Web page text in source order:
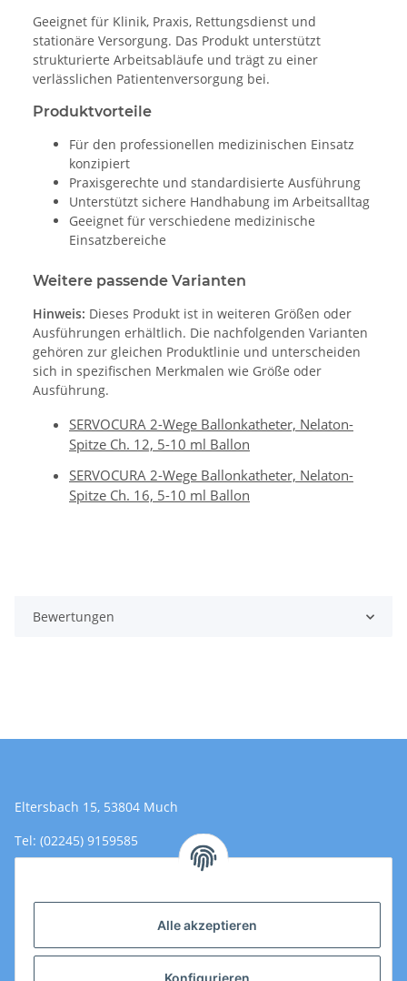
Alle akzeptieren
Geeignet für Klinik, Praxis, Rettungsdienst und
stationäre Versorgung. Das Produkt unterstützt
strukturierte Arbeitsabläufe und trägt zu einer
verlässlichen Patientenversorgung bei.
Produktvorteile
Für den professionellen medizinischen Einsatz
konzipiert
Praxisgerechte und standardisierte Ausführung
Unterstützt sichere Handhabung im Arbeitsalltag
Geeignet für verschiedene medizinische
Einsatzbereiche
Weitere passende Varianten
Hinweis: Dieses Produkt ist in weiteren Größen oder
Ausführungen erhältlich. Die nachfolgenden Varianten
gehören zur gleichen Produktlinie und unterscheiden
sich in spezifischen Merkmalen wie Größe oder
Ausführung.
SERVOCURA 2-Wege Ballonkatheter, Nelaton-
Spitze Ch. 12, 5-10 ml Ballon
SERVOCURA 2-Wege Ballonkatheter, Nelaton-
Spitze Ch. 16, 5-10 ml Ballon
Bewertungen
Eltersbach 15, 53804 Much
Tel: (02245) 9159585
Email: Kontakt@toromedical.de
Öffnungszeiten (Mo-Fr.) 8:00 - 17:00